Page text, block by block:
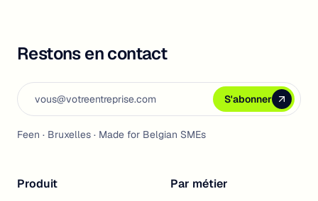
Restons en contact
Email address
S'abonner
S'abonner
Feen · Bruxelles · Made for Belgian SMEs
Produit Par métier